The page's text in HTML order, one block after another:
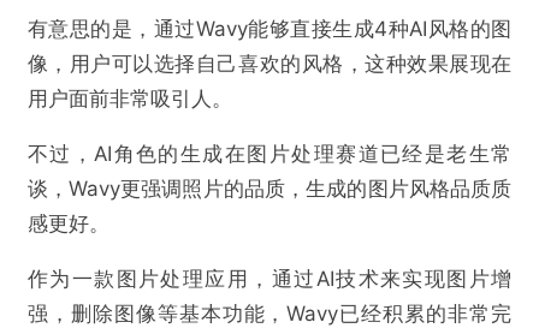
有意思的是，通过Wavy能够直接生成4种AI风格的图
像，用户可以选择自己喜欢的风格，这种效果展现在
用户面前非常吸引人。
不过，AI角色的生成在图片处理赛道已经是老生常
谈，Wavy更强调照片的品质，生成的图片风格品质质
感更好。
作为一款图片处理应用，通过AI技术来实现图片增
强，删除图像等基本功能，Wavy已经积累的非常完